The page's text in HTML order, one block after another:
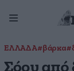
ΕΛΛΑΔΑ#βάρκα
Σόου από